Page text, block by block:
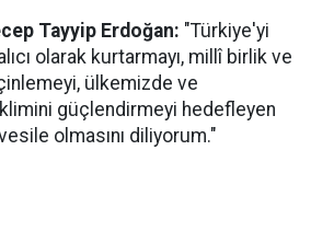
Tayyip Erdoğan: "Türkiye'yi
olarak kurtarmayı, millî birlik ve
ülkemizde ve
güçlendirmeyi hedefleyen
olmasını diliyorum."